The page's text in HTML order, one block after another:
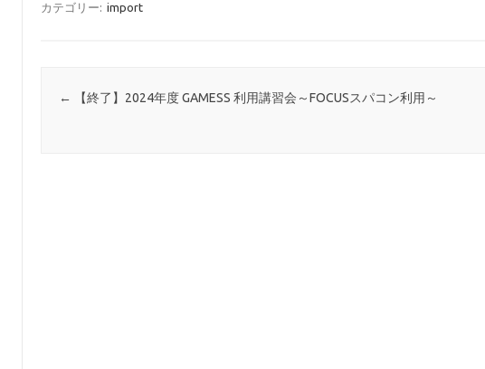
カテゴリー: import
投稿ナビゲーション
← 【終了】2024年度 GAMESS 利用講習会～FOCUSスパコン利用～